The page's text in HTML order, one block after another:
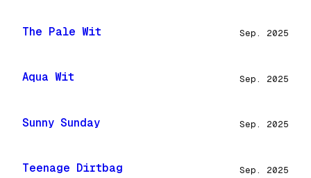
The Pale Wit Sep. 2025
Aqua Wit Sep. 2025
Sunny Sunday Sep. 2025
Teenage Dirtbag Sep. 2025